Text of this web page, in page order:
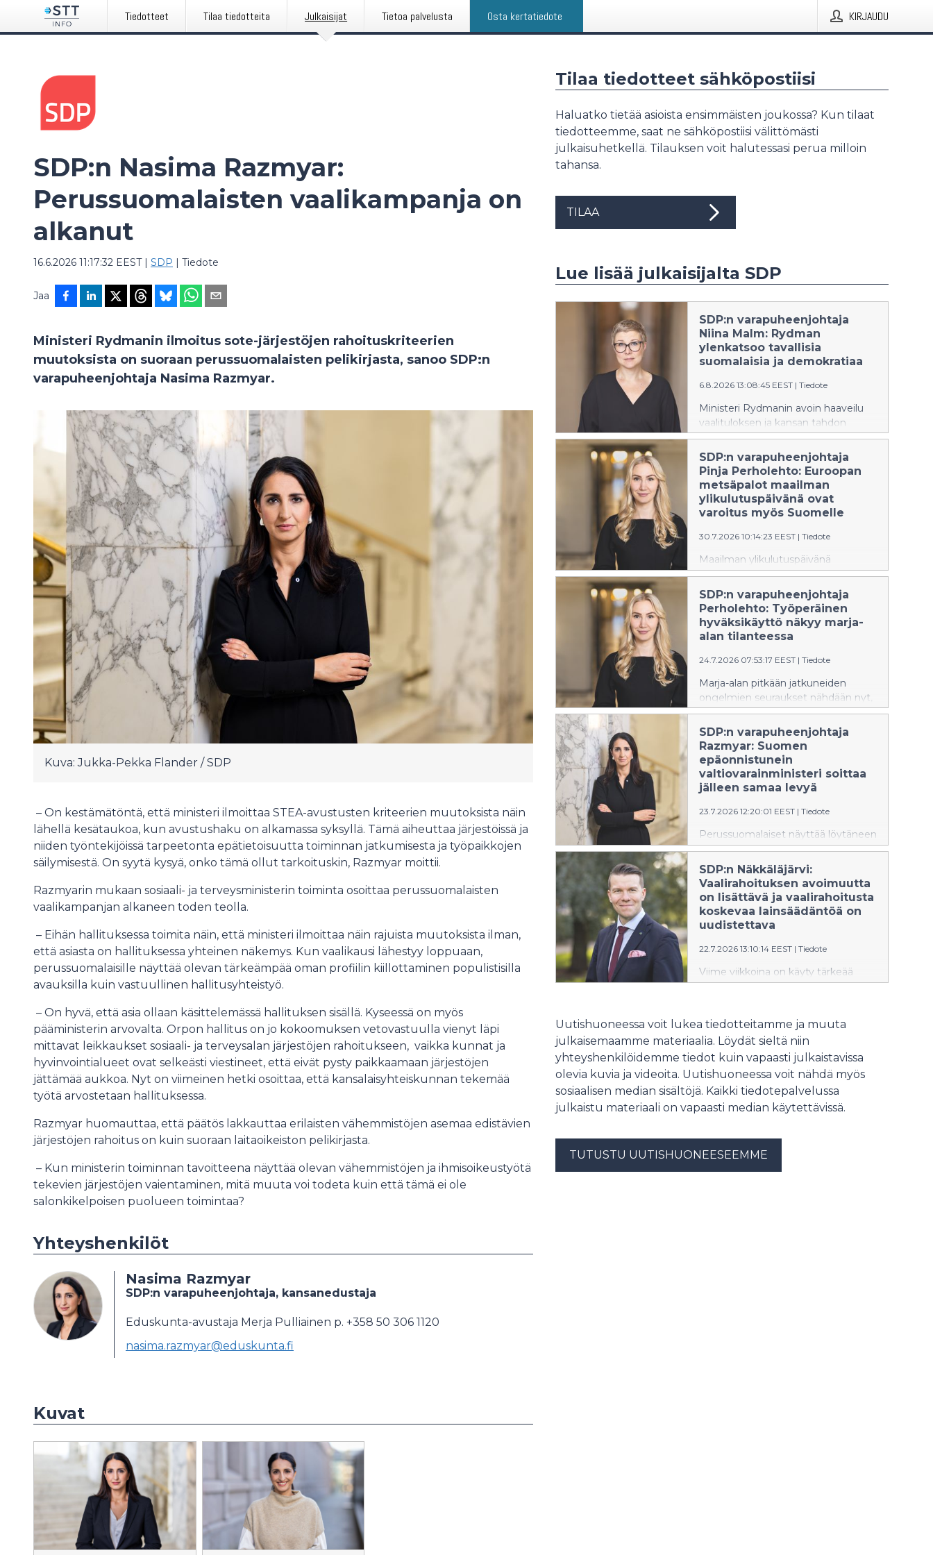
Tiedotteet Tilaa tiedotteita Julkaisijat Tietoa palvelusta Osta kertatiedote KIRJAUDU
SDP:n Nasima Razmyar:
Perussuomalaisten vaalikampanja on
alkanut
16.6.2026 11:17:32 EEST| SDP | Tiedote
Jaa
Ministeri Rydmanin ilmoitus sote-järjestöjen rahoituskriteerien
muutoksista on suoraan perussuomalaisten pelikirjasta, sanoo SDP:n
varapuheenjohtaja Nasima Razmyar.
Kuva: Jukka-Pekka Flander / SDP
– On kestämätöntä, että ministeri ilmoittaa STEA-avustusten kriteerien muutoksista näin
lähellä kesätaukoa, kun avustushaku on alkamassa syksyllä. Tämä aiheuttaa järjestöissä ja
niiden työntekijöissä tarpeetonta epätietoisuutta toiminnan jatkumisesta ja työpaikkojen
säilymisestä. On syytä kysyä, onko tämä ollut tarkoituskin, Razmyar moittii.
Razmyarin mukaan sosiaali- ja terveysministerin toiminta osoittaa perussuomalaisten
vaalikampanjan alkaneen toden teolla.
– Eihän hallituksessa toimita näin, että ministeri ilmoittaa näin rajuista muutoksista ilman,
että asiasta on hallituksessa yhteinen näkemys. Kun vaalikausi lähestyy loppuaan,
perussuomalaisille näyttää olevan tärkeämpää oman profiilin kiillottaminen populistisilla
avauksilla kuin vastuullinen hallitusyhteistyö.
– On hyvä, että asia ollaan käsittelemässä hallituksen sisällä. Kyseessä on myös
pääministerin arvovalta. Orpon hallitus on jo kokoomuksen vetovastuulla vienyt läpi
mittavat leikkaukset sosiaali- ja terveysalan järjestöjen rahoitukseen, vaikka kunnat ja
hyvinvointialueet ovat selkeästi viestineet, että eivät pysty paikkaamaan järjestöjen
jättämää aukkoa. Nyt on viimeinen hetki osoittaa, että kansalaisyhteiskunnan tekemää
työtä arvostetaan hallituksessa.
Razmyar huomauttaa, että päätös lakkauttaa erilaisten vähemmistöjen asemaa edistävien
järjestöjen rahoitus on kuin suoraan laitaoikeiston pelikirjasta.
– Kun ministerin toiminnan tavoitteena näyttää olevan vähemmistöjen ja ihmisoikeustyötä
tekevien järjestöjen vaientaminen, mitä muuta voi todeta kuin että tämä ei ole
salonkikelpoisen puolueen toimintaa?
Yhteyshenkilöt
Nasima Razmyar
SDP:n varapuheenjohtaja, kansanedustaja
Eduskunta-avustaja Merja Pulliainen p. +358 50 306 1120
nasima.razmyar@eduskunta.fi
Kuvat
Tilaa tiedotteet sähköpostiisi
Haluatko tietää asioista ensimmäisten joukossa? Kun tilaat
tiedotteemme, saat ne sähköpostiisi välittömästi
julkaisuhetkellä. Tilauksen voit halutessasi perua milloin
tahansa.
TILAA
Lue lisää julkaisijalta SDP
SDP:n varapuheenjohtaja
Niina Malm: Rydman
ylenkatsoo tavallisia
suomalaisia ja demokratiaa
6.8.2026 13:08:45 EEST | Tiedote
Ministeri Rydmanin avoin haaveilu
vaalituloksen ja kansan tahdon
sivuuttamisesta heikentää
suomalaista yhteiskuntaa ja
demokratiaa.
SDP:n varapuheenjohtaja
Pinja Perholehto: Euroopan
metsäpalot maailman
ylikulutuspäivänä ovat
varoitus myös Suomelle
30.7.2026 10:14:23 EEST | Tiedote
Maailman ylikulutuspäivänä
Eurooppaa koettelevat jälleen laajat
metsä- ja maastopalot. SDP:n 3.
varapuheenjohtaja ja kansanedustaja
Pinja Perholehto muistuttaa, että
luonnonvarojen ylikulutus kiihdyttää
ilmastonmuutos puolestaan lisää
sään ääri-ilmiöitä.
SDP:n varapuheenjohtaja
Perholehto: Työperäinen
hyväksikäyttö näkyy marja-
alan tilanteessa
24.7.2026 07:53:17 EEST | Tiedote
Marja-alan pitkään jatkuneiden
ongelmien seuraukset nähdään nyt,
toteaa SDP:n 3. varapuheenjohtaja
Pinja Perholehto. Ilta-Sanomat
kirjoitti torstaina (23.7.) marja-alan
vaikeuksista saada marjanpoimijoita.
SDP:n varapuheenjohtaja
Razmyar: Suomen
epäonnistunein
valtiovarainministeri soittaa
jälleen samaa levyä
23.7.2026 12:20:01 EEST | Tiedote
Perussuomalaiset näyttää löytäneen
jälleen tutun levyn taloushuolien
karkottamiseen, toteaa SDP:n
varapuheenjohtaja Nasima Razmyar.
Vastuunotto heikosta
taloustilanteesta jää
valtiovarainministeripuolueella
SDP:n Näkkäläjärvi:
Vaalirahoituksen avoimuutta
on lisättävä ja vaalirahoitusta
koskevaa lainsäädäntöä on
uudistettava
22.7.2026 13:10:14 EEST | Tiedote
Viime viikkoina on käyty tärkeää
keskustelua vaalirahoituksesta ja sen
Suomessa osa vaalirahoituksesta on
julkista, tätä tärkeää
yhteiskunnallista keskustelua ei olisi
voitu käydä. Valitettavasti
vaalirahoitus on julkista vain
ilmoitusvelvollisten ehdokkaiden
osalta ja Valtiontalouden
tukisuorituksista jäi hämärän
peittoon. Johtopäätös tästä on
Uutishuoneessa voit lukea tiedotteitamme ja muuta
julkaisemaamme materiaalia. Löydät sieltä niin
yhteyshenkilöidemme tiedot kuin vapaasti julkaistavissa
olevia kuvia ja videoita. Uutishuoneessa voit nähdä myös
sosiaalisen median sisältöjä. Kaikki tiedotepalvelussa
julkaistu materiaali on vapaasti median käytettävissä.
TUTUSTU UUTISHUONEESEEMME